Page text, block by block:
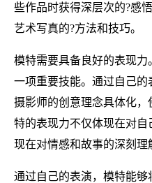
些作品时获得深层次的?感
艺术写真的?方法和技巧。
模特需要具备良好的表现
一项重要技能。通过自己
摄影师的创意理念具体化
特的表现力不仅体现在对
现在对情感和故事的深刻理
通过自己的表演，模特能